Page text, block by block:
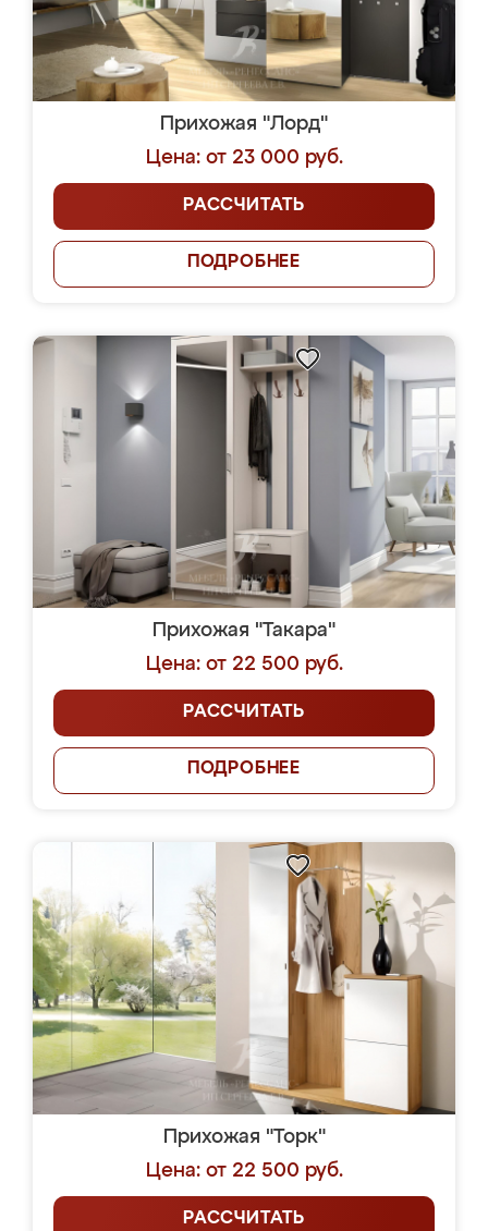
Прихожая "Лорд"
Цена: от 23 000 руб.
РАССЧИТАТЬ
ПОДРОБНЕЕ
Прихожая "Такара"
Цена: от 22 500 руб.
РАССЧИТАТЬ
ПОДРОБНЕЕ
Прихожая "Торк"
Цена: от 22 500 руб.
РАССЧИТАТЬ